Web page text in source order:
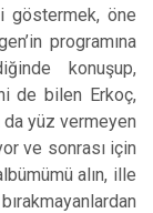
göstermek, öne
programına
konuşup,
de bilen Erkoç,
da yüz vermeyen
ve sonrası için
alın, ille